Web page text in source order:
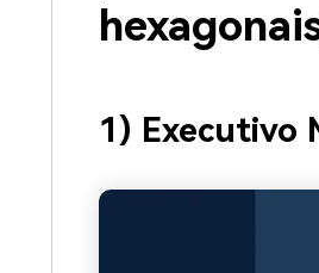
1) Executivo